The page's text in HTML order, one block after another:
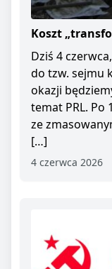
Koszt
Dziś 4
do tzw. sejmu
okazji
temat PRL. Po
ze
[…]
4 czerwca 2026